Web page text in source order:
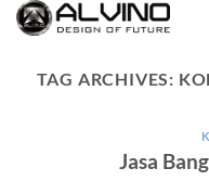
Skip
TAG ARCHIVES:
Jasa